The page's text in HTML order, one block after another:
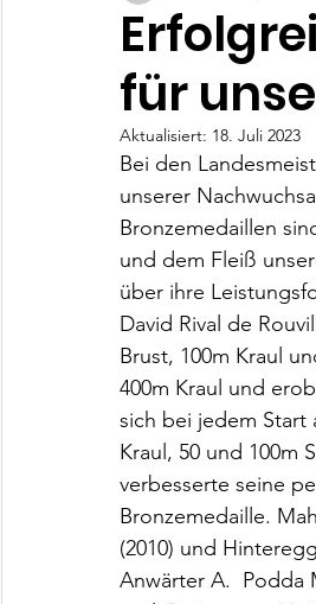
für
Aktualisiert: 18. Juli 2023
Bei den
unserer
Bronzemedaillen
und dem Fleiß
über ihre
David Rival de
Brust, 100m Kraul
400m Kraul und
sich bei jedem Start
Kraul, 50 und 100m
verbesserte seine
Bronzemedaille.
(2010) und
Anwärter A.  Podda